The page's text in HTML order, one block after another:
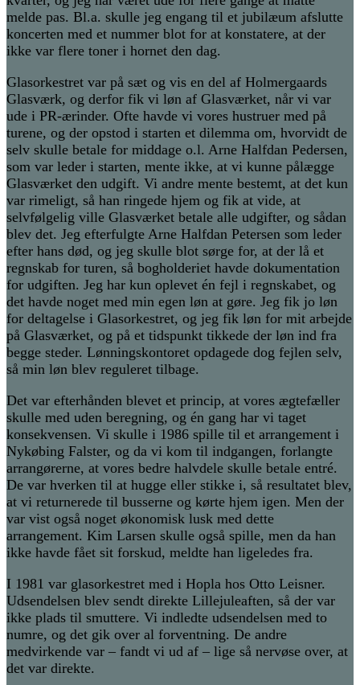
melde pas. Bl.a. skulle jeg engang til et jubilæum afslutte
koncerten med et nummer blot for at konstatere, at der
ikke var flere toner i hornet den dag.
Glasorkestret var på sæt og vis en del af Holmergaards
Glasværk, og derfor fik vi løn af Glasværket, når vi var
ude i PR-ærinder. Ofte havde vi vores hustruer med på
turene, og der opstod i starten et dilemma om, hvorvidt de
selv skulle betale for middage o.l. Arne Halfdan Pedersen,
som var leder i starten, mente ikke, at vi kunne pålægge
Glasværket den udgift. Vi andre mente bestemt, at det kun
var rimeligt, så han ringede hjem og fik at vide, at
selvfølgelig ville Glasværket betale alle udgifter, og sådan
blev det. Jeg efterfulgte Arne Halfdan Petersen som leder
efter hans død, og jeg skulle blot sørge for, at der lå et
regnskab for turen, så bogholderiet havde dokumentation
for udgiften. Jeg har kun oplevet én fejl i regnskabet, og
det havde noget med min egen løn at gøre. Jeg fik jo løn
for deltagelse i Glasorkestret, og jeg fik løn for mit arbejde
på Glasværket, og på et tidspunkt tikkede der løn ind fra
begge steder. Lønningskontoret opdagede dog fejlen selv,
så min løn blev reguleret tilbage.
Det var efterhånden blevet et princip, at vores ægtefæller
skulle med uden beregning, og én gang har vi taget
konsekvensen. Vi skulle i 1986 spille til et arrangement i
Nykøbing Falster, og da vi kom til indgangen, forlangte
arrangørerne, at vores bedre halvdele skulle betale entré.
De var hverken til at hugge eller stikke i, så resultatet blev,
at vi returnerede til busserne og kørte hjem igen. Men der
var vist også noget økonomisk lusk med dette
arrangement. Kim Larsen skulle også spille, men da han
ikke havde fået sit forskud, meldte han ligeledes fra.
I 1981 var glasorkestret med i Hopla hos Otto Leisner.
Udsendelsen blev sendt direkte Lillejuleaften, så der var
ikke plads til smuttere. Vi indledte udsendelsen med to
numre, og det gik over al forventning. De andre
medvirkende var – fandt vi ud af – lige så nervøse over, at
det var direkte.